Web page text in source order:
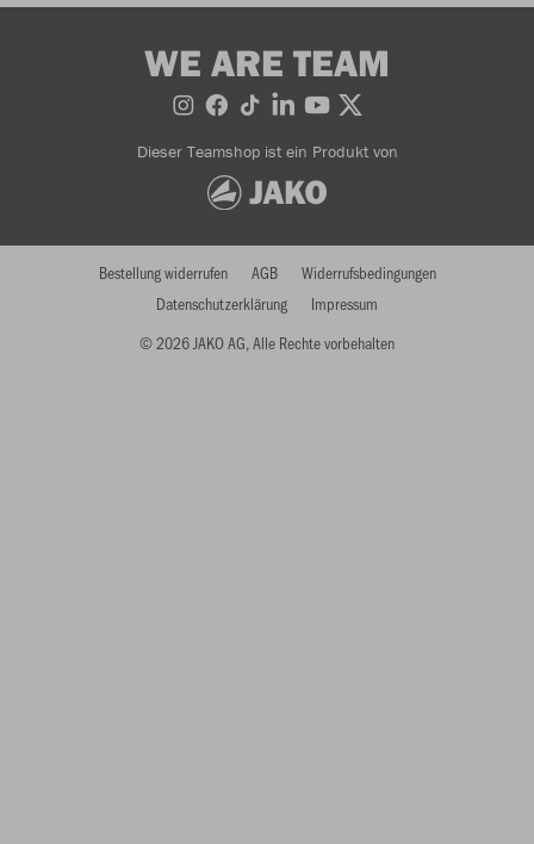
WE ARE TEAM
Dieser Teamshop ist ein Produkt von
© 2026 JAKO AG, Alle Rechte vorbehalten
Bestellung widerrufen AGB
Widerrufsbedingungen
Datenschutzerklärung
Impressum